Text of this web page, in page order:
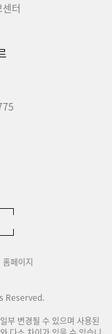
터
페이지
Reserved.
부 변경될 수 있으며 사용된